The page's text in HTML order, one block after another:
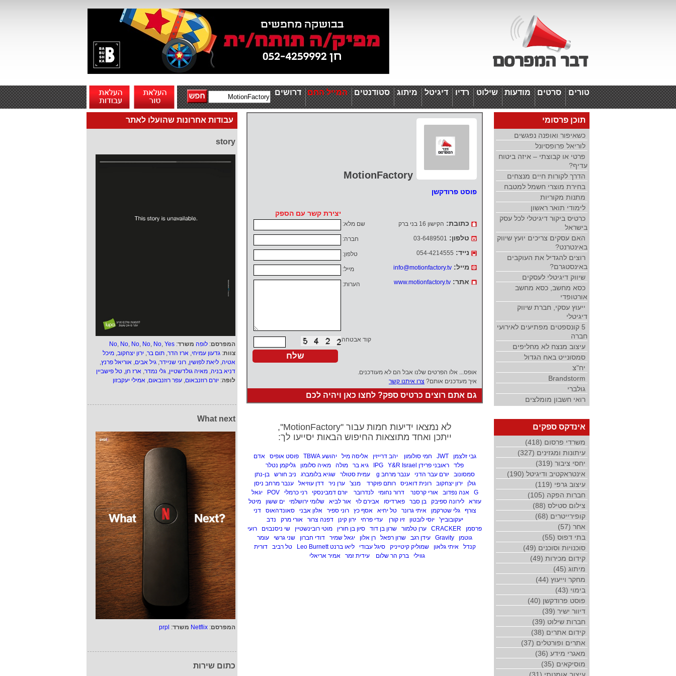
טורים סרטים מודעות שילוט רדיו דיגיטל מיתוג סטודנטים המייל החם דרושים
עבודות אחרונות שהועלו לאתר
story
המפרסם: לופה משרד:
No, No, No, No, No, Yes
צוות: גדעון עמיחי, ארז הדר, תום בר, ירון יצחקוב, מיכל
אטיה, ליאת לפושין, רוני שניידר, גיל אבים, אוריאל פרנץ,
דניא בניה, מאיה גולדשטיין, גלי נמדר, ארז חן, טל פישביין
לופה: יורם רוזנבאום, עפר רוזנבאום, אמילי יעקבזון
What next
המפרסם:
Netflix משרד:
prpl
כתום שירות
MotionFactory
פוסט פרודקשן
כתובת: הקישון 16 בני ברק
טלפון: 03-6489501
נייד: 054-4214555
מייל: info@motionfactory.tv
אתר: www.motionfactory.tv
יצירת קשר עם הספק
שם מלא:
חברה:
טלפון:
מייל:
הערות:
קוד אבטחה:
אופס... אלו הפרטים שלנו אבל הם לא מעודכנים.
איך מעדכנים אותם? צרו איתנו קשר
גם אתם רוצים כרטיס ספק? לחצו כאן ויהיה לכם
לא נמצאו ידיעות חמות עבור ''MotionFactory'',
ייתכן ואחד מתוצאות החיפוש הבאות יסייעו לך:
גבי זלצמן JWT חמי סולומון יהב דרייזין אליסה מיל יהושע TBWA פוסט אופיס
אדם
פלד
ראובני פרידן IPG Y&R Israel גיא בר מולה מאיה סלומון
גליקמן נטלר
סמסונוב
יורם עבר הדני ענבר מרחב g עמית סטולר שגיא בלומברג ניב חורש
בן-נתן
גולן
ירון יצחקוב רונית דואניס רותם פוקרד מנצ' ערן ניר דדן עוזיאל
ענבר מרחב ניסן
G
אנה נפדוב אורי קרסנר דרור נחומי לנדרובר יורם דמבינסקי רני כרמלי POV
יגאל
עזרא
לירונה ספיבק בן סבר פארדיסו אבירם לוי אור לביא שלומי ירושלמי ים ששון
מיטל
צורף
גלי שטרקמן איתי גרונר טל יחיא אסף כץ רוני ספיר אלון אבני סאונדהאוס
דני
יעקובוביץ'
יוסי לובטון זיו קורן עדי פרחי ירון קינן דפנה צרור אורי מרק
נדב
פרסמן
CRACKER ערן טלמור שרון בן דוד סיון בן חורין מוטי רובינשטיין שי ניסנבוים
רועי
גוטמן
Gravity עידן רגב שרון רפאל רן אלון יגאל שמיר דודי חברון שני גרשי
עומר
קנדל
איתי גלאון שמוליק קיטייניק סיגל עבודי ליאו ברנט Leo Burnett טל רביב
דורית
גווילי
ברק הר שלום עידית זמר אמיר אריאלי
תוכן פרסומי
כשאיפור ואופנה נפגשים
לוריאל פרופסיונל
פרטי או קבוצתי – איזה ביטוח
עדיף?
הדרך לקורות חיים מנצחים
בחירת מוצרי חשמל למטבח
מתנות מקוריות
לימודי תואר ראשון
כרטיס ביקור דיגיטלי לכל עסק
בישראל
האם עסקים צריכים יועץ שיווק
באינטרנט?
רוצים להגדיל את העוקבים
באינסטגרם?
שיווק דיגיטלי לעסקים
כסא מחשב, כסא מחשב
אורטופדי
ייעוץ עסקי, חברת שיווק
דיגיטלי
5 קונספטים מפתיעים לאירועי
חברה
עיצוב מנצח לא מחליפים
סמסונייט באח הגדול
יח"צ
Brandstorm
גולברי
רואי חשבון מומלצים
אינדקס ספקים
משרדי פרסום (418)
עיתונות ומגזינים (327)
יחסי ציבור (319)
אינטראקטיב ודיגיטל (190)
עיצוב גרפי (119)
חברות הפקה (105)
צילום סטילס (88)
קופירייטרים (68)
אחר (57)
בתי דפוס (55)
סוכנויות וסוכנים (49)
קידום מכירות (49)
מיתוג (45)
מחקר וייעוץ (44)
בימוי (43)
פוסט פרודקשן (40)
דיוור ישיר (39)
חברות שילוט (39)
קידום אתרים (38)
אתרים ופורטלים (37)
מאגרי מידע (36)
מוסיקאים (35)